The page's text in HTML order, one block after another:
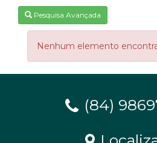
Pesquisa Avançada
Nenhum elemento
(84)